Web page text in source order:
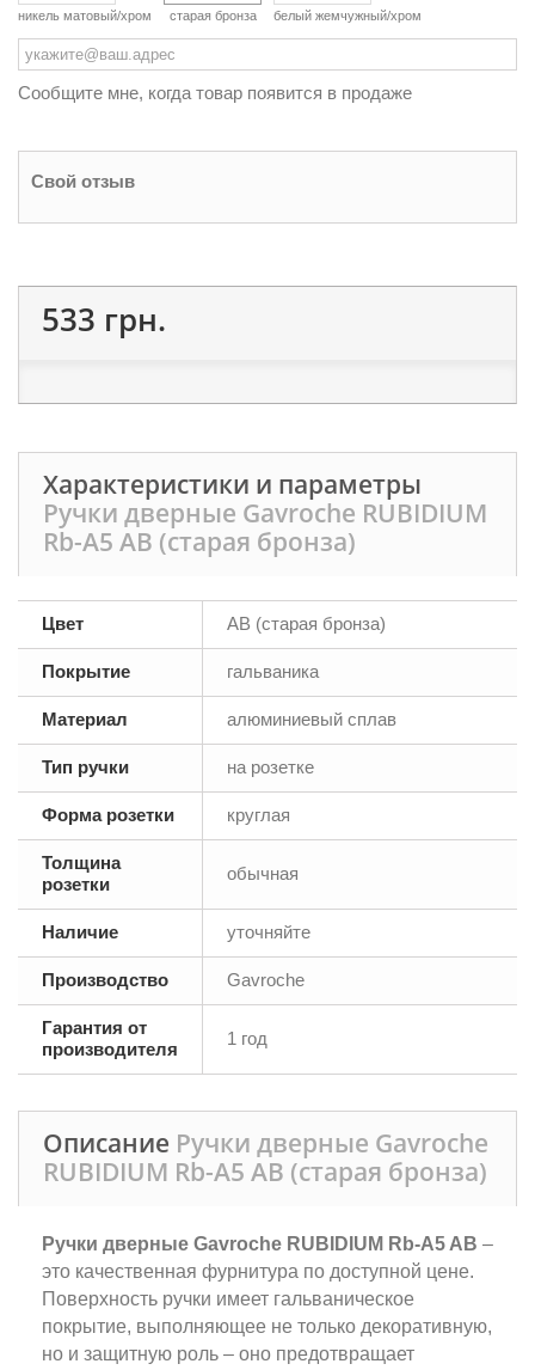
никель матовый/хром старая бронза белый жемчужный/хром
Сообщите мне, когда товар появится в продаже
Свой отзыв
533 грн.
Характеристики и параметры
Ручки дверные Gavroche RUBIDIUМ
Rb-А5 AB (старая бронза)
Цвет AB (старая бронза)
Покрытие гальваника
Материал алюминиевый сплав
Тип ручки на розетке
Форма розетки круглая
Толщина
розетки
обычная
Наличие уточняйте
Производство Gavroche
Гарантия от
производителя
1 год
Описание Ручки дверные Gavroche
RUBIDIUМ Rb-А5 AB (старая бронза)
Ручки дверные Gavroche RUBIDIUM Rb-A5 AB –
это качественная фурнитура по доступной цене.
Поверхность ручки имеет гальваническое
покрытие, выполняющее не только декоративную,
но и защитную роль – оно предотвращает